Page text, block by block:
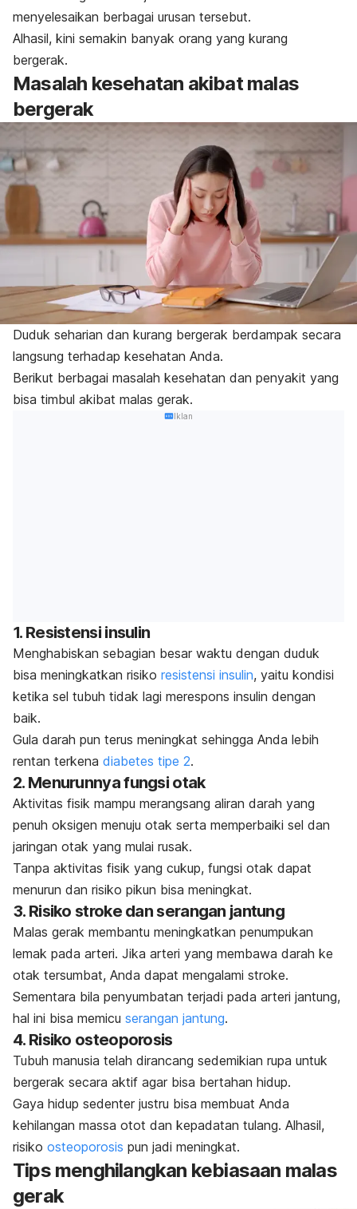
menyelesaikan berbagai urusan tersebut.
Alhasil, kini semakin banyak orang yang kurang
bergerak.
Masalah kesehatan akibat malas
bergerak
Duduk seharian dan kurang bergerak berdampak secara
langsung terhadap kesehatan Anda.
Berikut berbagai masalah kesehatan dan penyakit yang
bisa timbul akibat malas gerak.
Iklan
1. Resistensi insulin
Menghabiskan sebagian besar waktu dengan duduk
bisa meningkatkan risiko resistensi insulin, yaitu kondisi
ketika sel tubuh tidak lagi merespons insulin dengan
baik.
Gula darah pun terus meningkat sehingga Anda lebih
rentan terkena diabetes tipe 2.
2. Menurunnya fungsi otak
Aktivitas fisik mampu merangsang aliran darah yang
penuh oksigen menuju otak serta memperbaiki sel dan
jaringan otak yang mulai rusak.
Tanpa aktivitas fisik yang cukup, fungsi otak dapat
menurun dan risiko pikun bisa meningkat.
3. Risiko stroke dan serangan jantung
Malas gerak membantu meningkatkan penumpukan
lemak pada arteri. Jika arteri yang membawa darah ke
otak tersumbat, Anda dapat mengalami stroke.
Sementara bila penyumbatan terjadi pada arteri jantung,
hal ini bisa memicu serangan jantung.
4. Risiko osteoporosis
Tubuh manusia telah dirancang sedemikian rupa untuk
bergerak secara aktif agar bisa bertahan hidup.
Gaya hidup sedenter justru bisa membuat Anda
kehilangan massa otot dan kepadatan tulang. Alhasil,
risiko osteoporosis pun jadi meningkat.
Tips menghilangkan kebiasaan malas
gerak